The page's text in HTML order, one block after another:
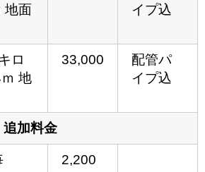
地⾯
イプ込
ロ
地
33,000
配管パ
イプ込
加料金
2,200